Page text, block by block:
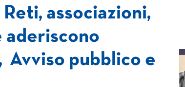
associazioni,
aderiscono
Avviso pubblico e